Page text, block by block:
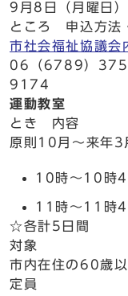
9月8日（月曜日
ところ 申込方法
市社会福祉協議会
06（6789）
9174
運動教室
とき 内容
原則10月～来年3
10時～10時
11時～11時
☆各計5日間
対象
市内在住の60歳
定員